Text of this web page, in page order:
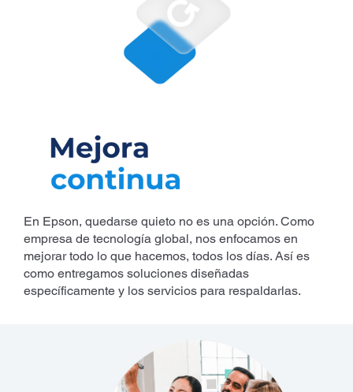
En Epson, quedarse quieto no es una opción. Como
empresa de tecnología global, nos enfocamos en
mejorar todo lo que hacemos, todos los días. Así es
como entregamos soluciones diseñadas
específicamente y los servicios para respaldarlas.